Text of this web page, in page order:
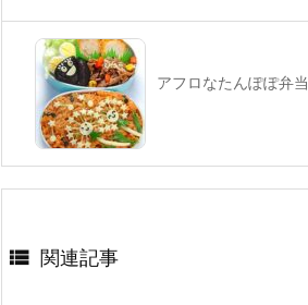
アフロなたんぽぽ弁当
 関連記事